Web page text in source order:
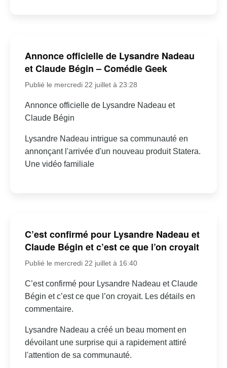
Annonce officielle de Lysandre Nadeau
et Claude Bégin – Comédie Geek
Publié le mercredi 22 juillet à 23:28
Annonce officielle de Lysandre Nadeau et
Claude Bégin
Lysandre Nadeau intrigue sa communauté en
annonçant l'arrivée d'un nouveau produit Statera.
Une vidéo familiale
C’est confirmé pour Lysandre Nadeau et
Claude Bégin et c’est ce que l’on croyait
Publié le mercredi 22 juillet à 16:40
C’est confirmé pour Lysandre Nadeau et Claude
Bégin et c’est ce que l’on croyait. Les détails en
commentaire.
Lysandre Nadeau a créé un beau moment en
dévoilant une surprise qui a rapidement attiré
l'attention de sa communauté.